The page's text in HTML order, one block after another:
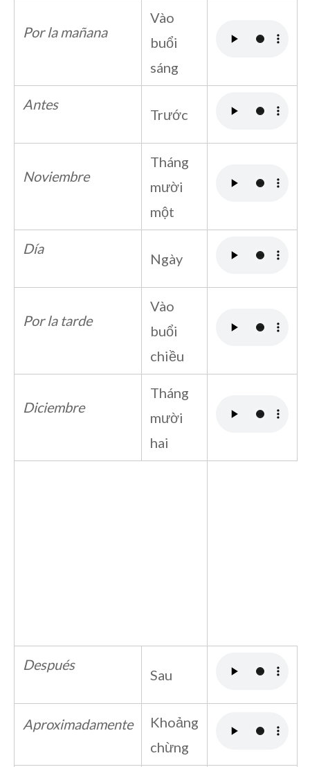
Por la mañana
Vào
buổi
sáng
Antes
Trước
Noviembre
Tháng
mười
một
Día
Ngày
Por la tarde
Vào
buổi
chiều
Diciembre
Tháng
mười
hai
Después
Sau
Aproximadamente
Khoảng
chừng